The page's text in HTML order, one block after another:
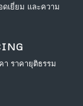
เยี่ยม และความ
ราคายุติธรรม